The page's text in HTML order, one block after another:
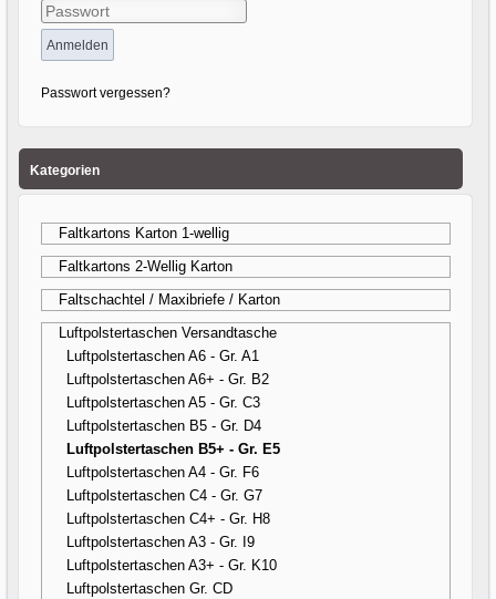
Passwort vergessen?
Kategorien
Faltkartons Karton 1-wellig
Faltkartons 2-Wellig Karton
Faltschachtel / Maxibriefe / Karton
Luftpolstertaschen Versandtasche
Luftpolstertaschen A6 - Gr. A1
Luftpolstertaschen A6+ - Gr. B2
Luftpolstertaschen A5 - Gr. C3
Luftpolstertaschen B5 - Gr. D4
Luftpolstertaschen B5+ - Gr. E5
Luftpolstertaschen A4 - Gr. F6
Luftpolstertaschen C4 - Gr. G7
Luftpolstertaschen C4+ - Gr. H8
Luftpolstertaschen A3 - Gr. I9
Luftpolstertaschen A3+ - Gr. K10
Luftpolstertaschen Gr. CD